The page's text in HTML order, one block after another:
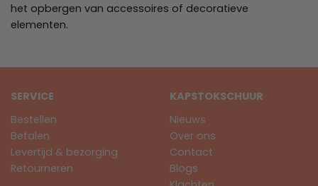
het opbergen van accessoires of decoratieve
elementen.
SERVICE
Bestellen
Betalen
Levertijd & bezorging
Retourneren
KAPSTOKSCHUUR
Nieuws
Over ons
Contact
Blogs